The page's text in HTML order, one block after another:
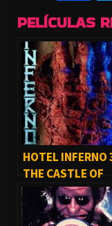
PELÍCULAS
HOTEL INFERNO
THE CASTLE OF
SCREAMS (2021)